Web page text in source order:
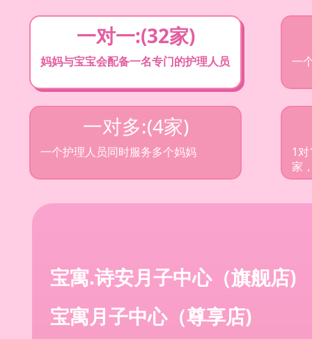
一对一:(32家)
妈妈与宝宝会配备一名专门的护理人员 一
一对多:(4家)
一个护理人员同时服务多个妈妈
1
家
宝寓.诗安月子中心（旗舰店)
宝寓月子中心（尊享店)